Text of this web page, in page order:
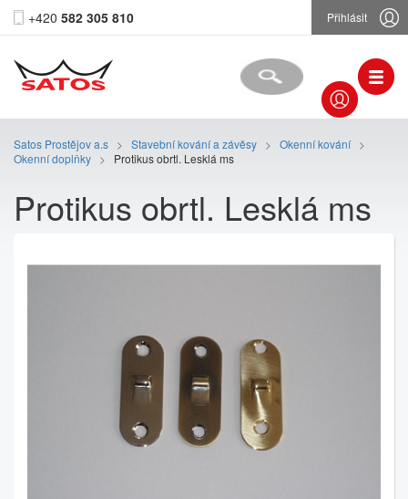
+420 582 305 810 Přihlásit
Satos Prostějov a.s > Stavební kování a závěsy > Okenní kování >
Okenní doplňky > Protikus obrtl. Lesklá ms
Protikus obrtl. Lesklá ms